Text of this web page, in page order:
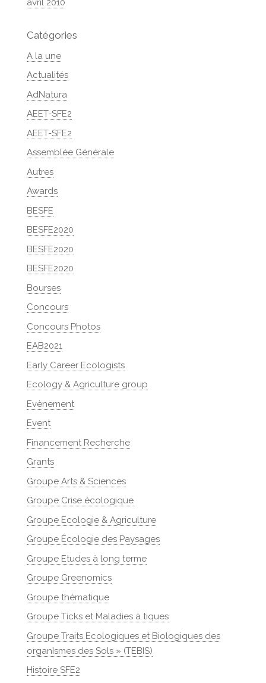
Catégories
A la une
Actualités
AdNatura
AEET-SFE2
AEET-SFE2
Assemblée Générale
Autres
Awards
BESFE
BESFE2020
BESFE2020
BESFE2020
Bourses
Concours
Concours Photos
EAB2021
Early Career Ecologists
Ecology & Agriculture group
Evènement
Event
Financement Recherche
Grants
Groupe Arts & Sciences
Groupe Crise écologique
Groupe Ecologie & Agriculture
Groupe Écologie des Paysages
Groupe Etudes à long terme
Groupe Greenomics
Groupe thématique
Groupe Ticks et Maladies à tiques
Groupe Traits Ecologiques et Biologiques des
organIsmes des Sols » (TEBIS)
Histoire SFE2